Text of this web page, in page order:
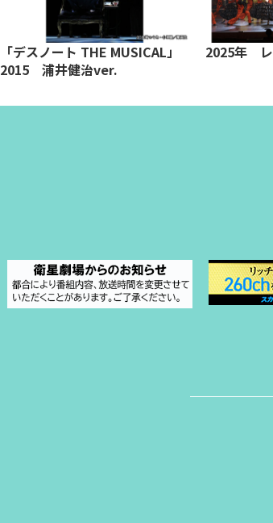
「デスノート THE MUSICAL」
2015 浦井健治ver.
2025年 レ